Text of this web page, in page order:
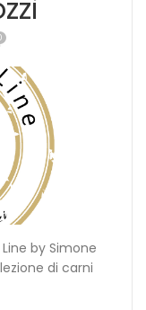
by Simone
di carni